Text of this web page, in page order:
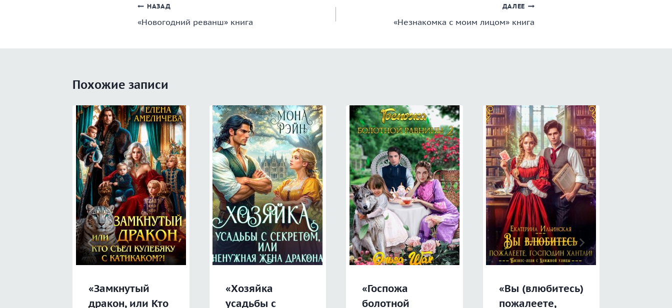
Навигация
по
НАЗАД
«Новогодний реванш» книга
ДАЛЕЕ
«Незнакомка с моим лицом» книга
Похожие записи
«Замкнутый
дракон, или Кто
«Хозяйка
усадьбы с
«Госпожа
болотной
«Вы (влюбитесь)
пожалеете,